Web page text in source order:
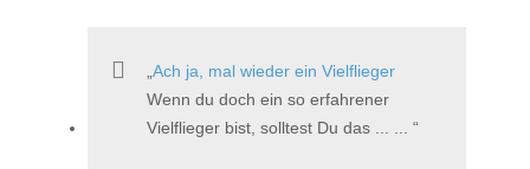
Ach ja, mal wieder ein Vielflieger
Wenn du doch ein so erfahrener
Vielflieger bist, solltest Du das ... ...